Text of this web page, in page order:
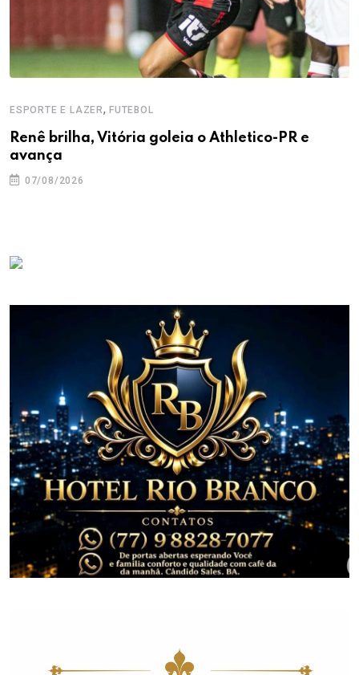
ESPORTE E LAZER, FUTEBOL
Renê brilha, Vitória goleia o Athletico-PR e
avança
07/08/2026